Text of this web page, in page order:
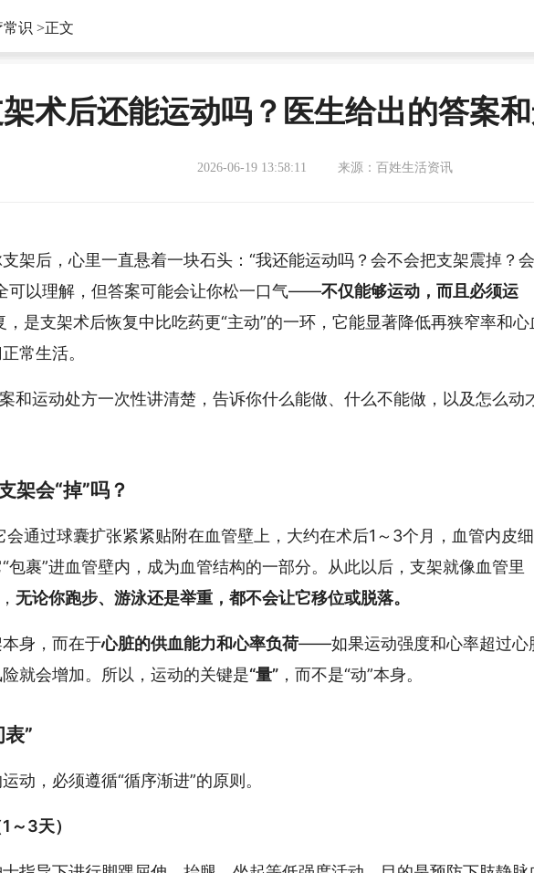
常识 >正文
术后还能运动吗？医生给出的答案
2026-06-19 13:58:11 来源：百姓生活资讯
架后，心里一直悬着一块石头：“我还能运动吗？会不会把支架震掉？
可以理解，但答案可能会让你松一口气——不仅能够运动，而且必须运
是支架术后恢复中比吃药更“主动”的一环，它能显著降低再狭窄率和心
常生活。
和运动处方一次性讲清楚，告诉你什么能做、什么不能做，以及怎么动
架会“掉”吗？
会通过球囊扩张紧紧贴附在血管壁上，大约在术后1～3个月，血管内皮
包裹”进血管壁内，成为血管结构的一部分。从此以后，支架就像血管里
无论你跑步、游泳还是举重，都不会让它移位或脱落。
身，而在于心脏的供血能力和心率负荷——如果运动强度和心率超过心
就会增加。所以，运动的关键是“量” ，而不是“动”本身。
”
动，必须遵循“循序渐进”的原则。
～3天）